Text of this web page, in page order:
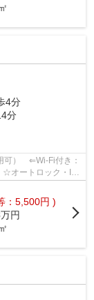
4分
分
可） ⇐Wi-Fi付き：
オートロック・IC
：5,500円 )
円